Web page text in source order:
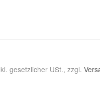
gesetzlicher USt., zzgl.